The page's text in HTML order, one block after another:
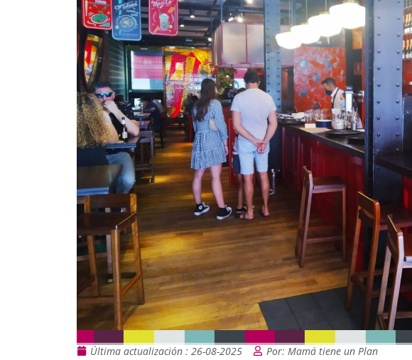
Última actualización : 26-08-2025 Por: Mamá tiene un Plan